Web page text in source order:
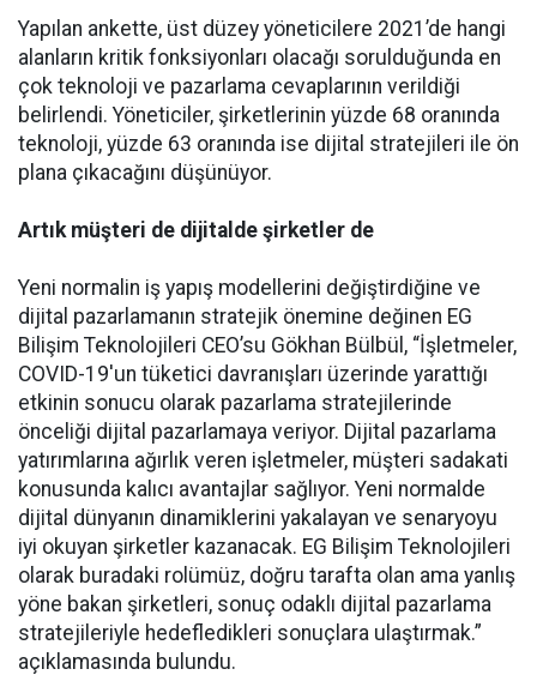
Yapılan ankette, üst düzey yöneticilere 2021’de hangi
alanların kritik fonksiyonları olacağı sorulduğunda en
çok teknoloji ve pazarlama cevaplarının verildiği
belirlendi. Yöneticiler, şirketlerinin yüzde 68 oranında
teknoloji, yüzde 63 oranında ise dijital stratejileri ile ön
plana çıkacağını düşünüyor.
Artık müşteri de dijitalde şirketler de
Yeni normalin iş yapış modellerini değiştirdiğine ve
dijital pazarlamanın stratejik önemine değinen EG
Bilişim Teknolojileri CEO’su Gökhan Bülbül, “İşletmeler,
COVID-19'un tüketici davranışları üzerinde yarattığı
etkinin sonucu olarak pazarlama stratejilerinde
önceliği dijital pazarlamaya veriyor. Dijital pazarlama
yatırımlarına ağırlık veren işletmeler, müşteri sadakati
konusunda kalıcı avantajlar sağlıyor. Yeni normalde
dijital dünyanın dinamiklerini yakalayan ve senaryoyu
iyi okuyan şirketler kazanacak. EG Bilişim Teknolojileri
olarak buradaki rolümüz, doğru tarafta olan ama yanlış
yöne bakan şirketleri, sonuç odaklı dijital pazarlama
stratejileriyle hedefledikleri sonuçlara ulaştırmak.”
açıklamasında bulundu.